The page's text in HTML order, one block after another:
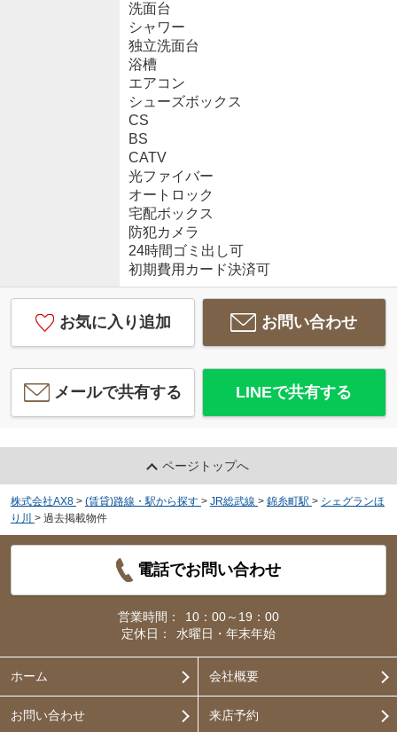
洗面台
シャワー
独立洗面台
浴槽
エアコン
シューズボックス
CS
BS
CATV
光ファイバー
オートロック
宅配ボックス
防犯カメラ
24時間ゴミ出し可
初期費用カード決済可
お気に入り追加 お問い合わせ
メールで共有する LINEで共有する
ページトップへ
株式会社AX8 > (賃貸)路線・駅から探す > JR総武線 > 錦糸町駅 > シェグランほ
り川 > 過去掲載物件
電話でお問い合わせ
営業時間：
10：00～19：00
定休日：
水曜日・年末年始
ホーム 会社概要
お問い合わせ 来店予約